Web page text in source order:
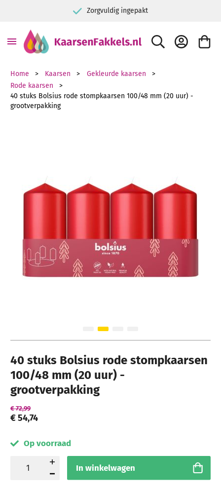
Zorgvuldig ingepakt
ZOEK ACCOUNT
Home Kaarsen
Gekleurde kaarsen
Rode kaarsen
40 stuks Bolsius rode stompkaarsen 100/48 mm (20 uur) -
grootverpakking
Ga naar het begin van de afbeeldingen-gallerij
40 stuks Bolsius rode stompkaarsen
100/48 mm (20 uur) -
grootverpakking
€ 54,74
€ 72,99
Op voorraad
In winkelwagen